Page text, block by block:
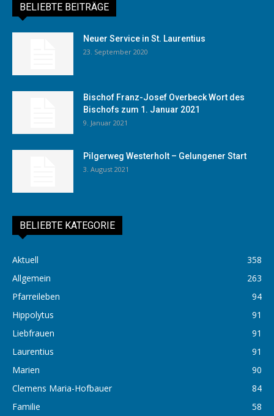
BELIEBTE BEITRÄGE
Neuer Service in St. Laurentius
23. September 2020
Bischof Franz-Josef Overbeck Wort des
Bischofs zum 1. Januar 2021
9. Januar 2021
Pilgerweg Westerholt – Gelungener Start
3. August 2021
BELIEBTE KATEGORIE
Aktuell
358
Allgemein
263
Pfarreileben
94
Hippolytus
91
Liebfrauen
91
Laurentius
91
Marien
90
Clemens Maria-Hofbauer
84
Familie
58